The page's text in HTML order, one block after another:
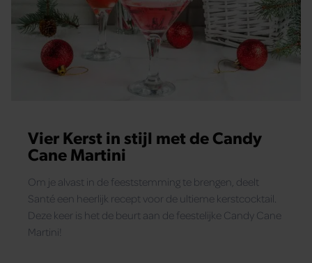
partners kunnen deze gegevens combineren met andere
informatie die u aan ze heeft verstrekt of die ze hebben
verzameld op basis van uw gebruik van hun services. U
gaat akkoord met onze cookies als u onze website blijft
gebruiken.
Vier Kerst in stijl met de Candy
Cane Martini
Om je alvast in de feeststemming te brengen, deelt
Santé een heerlijk recept voor de ultieme kerstcocktail.
Deze keer is het de beurt aan de feestelijke Candy Cane
Martini!